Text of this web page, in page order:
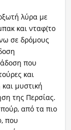
λύρα με
και νταφ(το
σε δρόμους
που
και
και μυστική
της Περσίας.
από τα πιο
που